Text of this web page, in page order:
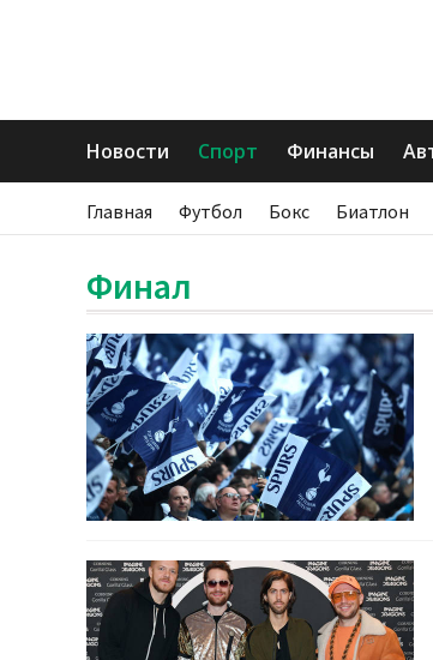
Новости Спорт Финансы
Главная Футбол Бокс Биатлон
Финал